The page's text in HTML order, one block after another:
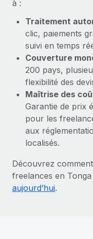
à :
Traitement
clic, paiements
suivi en temps
Couverture
200 pays,
flexibilité des
Maîtrise des
Garantie de prix
pour les
aux
localisés.
Découvrez
freelances en Tonga
aujourd’hui.